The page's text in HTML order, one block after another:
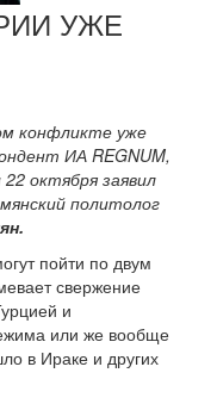
УЖЕ
конфликте уже
ИА REGNUM,
октября заявил
политолог
пойти по двум
свержение
и
или же вообще
в Ираке и других